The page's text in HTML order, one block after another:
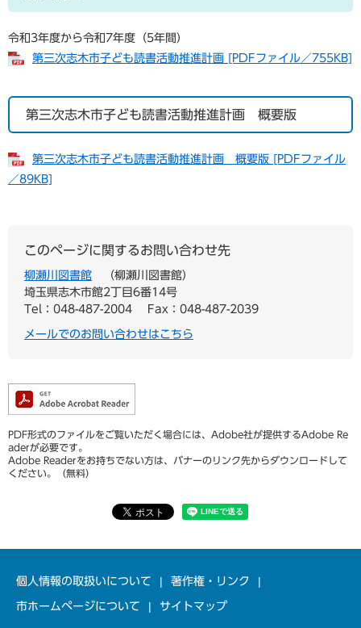
令和3年度から令和7年度（5年間）
第三次志木市子ども読書活動推進計画 [PDFファイル／755KB]
第三次志木市子ども読書活動推進計画​ 概要版
第三次志木市子ども読書活動推進計画 概要版 [PDFファイル
／89KB]
このページに関するお問い合わせ先
柳瀬川図書館
柳瀬川図書館
埼玉県志木市館2丁目6番14号
Tel：048-487-2004
Fax：048-487-2039
メールでのお問い合わせはこちら
PDF形式のファイルをご覧いただく場合には、Adobe社が提供するAdobe Re
aderが必要です。
Adobe Readerをお持ちでない方は、バナーのリンク先からダウンロードして
ください。（無料）
個人情報の取扱いについて 著作権・リンク
市ホームページについて サイトマップ